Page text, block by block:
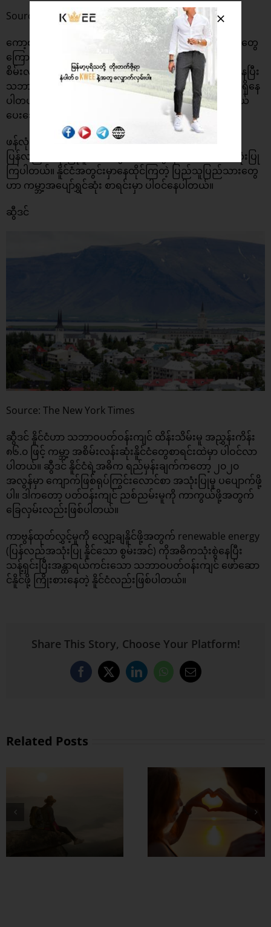
Source: Forbes
ကော့စတာရီကာနိူင်ငံဟာ ၎င်း၏အံ့သြဖွယ်ရာသဘာဝရှုခင်းတွေ
ကြောင့် လူသိများထင်ရှားပါတယ်။ သဘာဝပတ်ဝန်းကျင်
စိမ်းလန်းနေဖို့က နိူင်ငံရဲ့ဦးစားပေး အလုပ်တွေထဲမှာ ပါဝင်နေပြီး
သဘာဝပတ်ဝန်းကျင် ထိမ်းသိန်းမူ အညွှန်းကိန်း ၈၆.၄ အထိရှိနေ
ပါတယ်။ လေထုနှင့်ရေထုညစ်ညမ်းမှုကိုအထူးသလဲ ကာကွယ်
ပေးသောနိူင်ငံလည်းဖြစ်ပါတယ်။
ဖန်လုံအိမ်ဓာတ်ငွေ့ထုတ်လွှင့်မူကို ရှောင်ရှားနိူင်ရန်အတွက်
ပြန်လည်အသုံးပြု နိူင်သော စွမ်းအင်တွေကိုသာ အဓိကအသုံးပြု
ကြပါတယ်။ နိူင်ငံအတွင်းမှာနေထိုင်ကြတဲ့ ပြည်သူပြည်သားတွေ
ဟာ ကမ္ဘာ့အပျော်ရွှင်ဆုံး စာရင်းမှာ ပါဝင်နေပါတယ်။
ဆွီဒင်
Source: The New York Times
ဆွီဒင် နိူင်ငံဟာ သဘာဝပတ်ဝန်းကျင် ထိန်းသိမ်းမူ အညွှန်းကိန်း
၈၆.၀ ဖြင့် ကမ္ဘာ့ အစိမ်းလန်းဆုံးနိူင်ငံတွေစာရင်းထဲမှာ ပါဝင်လာ
ပါတယ်။ ဆွီဒင် နိူင်ငံရဲ့အဓိက ရည်မှန်းချက်ကတော့ ၂၀၂၀
အလွန်မှာ ကျောက်ဖြစ်ရုပ်ကြွင်းလောင်စာ အသုံးပြုမူ ပပျောက်ဖို့
ပါ။ ဒါကတော့ ပတ်ဝန်းကျင် ညစ်ညမ်းမူကို ကာကွယ်ဖို့အတွက်
ခြေလှမ်းလည်းဖြစ်ပါတယ်။
ကာဗွန်ထုတ်လွှင့်မူကို လျှော့ချနိူင်ဖို့အတွက် renewable energy
(ပြန်လည်အသုံးပြု နိူင်သော စွမ်းအင်) ကိုအဓိကသုံးစွဲနေပြီး
သန့်ရှင်းပြီးအန္တာရယ်ကင်းသော သဘာဝပတ်ဝန်းကျင် ဖော်ဆော
င်နိူင်ဖို့ ကြိုးစားနေတဲ့ နိူင်ငံလည်းဖြစ်ပါတယ်။
Share This Story, Choose Your Platform!
Facebook
X LinkedInWhatsApp
Email
Related Posts
အချစ်တွေ ပိုတိုးလာ